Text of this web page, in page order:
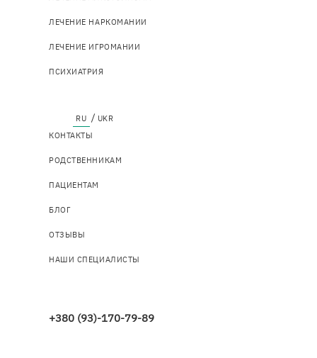
+380 (93)-170-79-89
навіґація
ЛЕЧЕНИЕ НАРКОМАНИИ
ЛЕЧЕНИЕ ИГРОМАНИИ
ПСИХИАТРИЯ
Top
menu
КОНТАКТЫ
РОДСТВЕННИКАМ
ПАЦИЕНТАМ
БЛОГ
ОТЗЫВЫ
НАШИ СПЕЦИАЛИСТЫ